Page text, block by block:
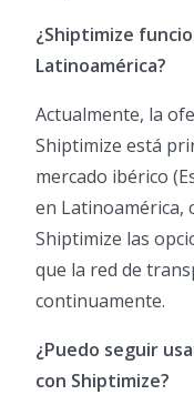
¿Shiptimize
Latinoamérica?
Actualmente, la
Shiptimize está
mercado ibérico
en Latinoamérica,
Shiptimize las
que la red de
continuamente.
¿Puedo seguir
con Shiptimize?